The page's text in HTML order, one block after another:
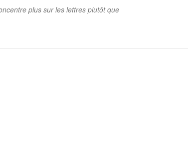
plus sur les lettres plutôt que